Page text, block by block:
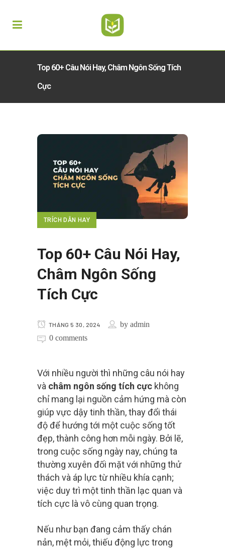
Top 60+ Câu Nói Hay, Châm Ngôn Sống Tích
Cực
TRÍCH DẪN HAY
Top 60+ Câu Nói Hay,
Châm Ngôn Sống
Tích Cực
THÁNG 5 30, 2024 byadmin
0 comments
Với nhiều người thì những câu nói hay
và châm ngôn sống tích cực không
chỉ mang lại nguồn cảm hứng mà còn
giúp vực dậy tinh thần, thay đổi thái
độ để hướng tới một cuộc sống tốt
đẹp, thành công hơn mỗi ngày. Bởi lẽ,
trong cuộc sống ngày nay, chúng ta
thường xuyên đối mặt với những thử
thách và áp lực từ nhiều khía cạnh;
việc duy trì một tinh thần lạc quan và
tích cực là vô cùng quan trọng.
Nếu như bạn đang cảm thấy chán
nản, mệt mỏi, thiếu động lực trong